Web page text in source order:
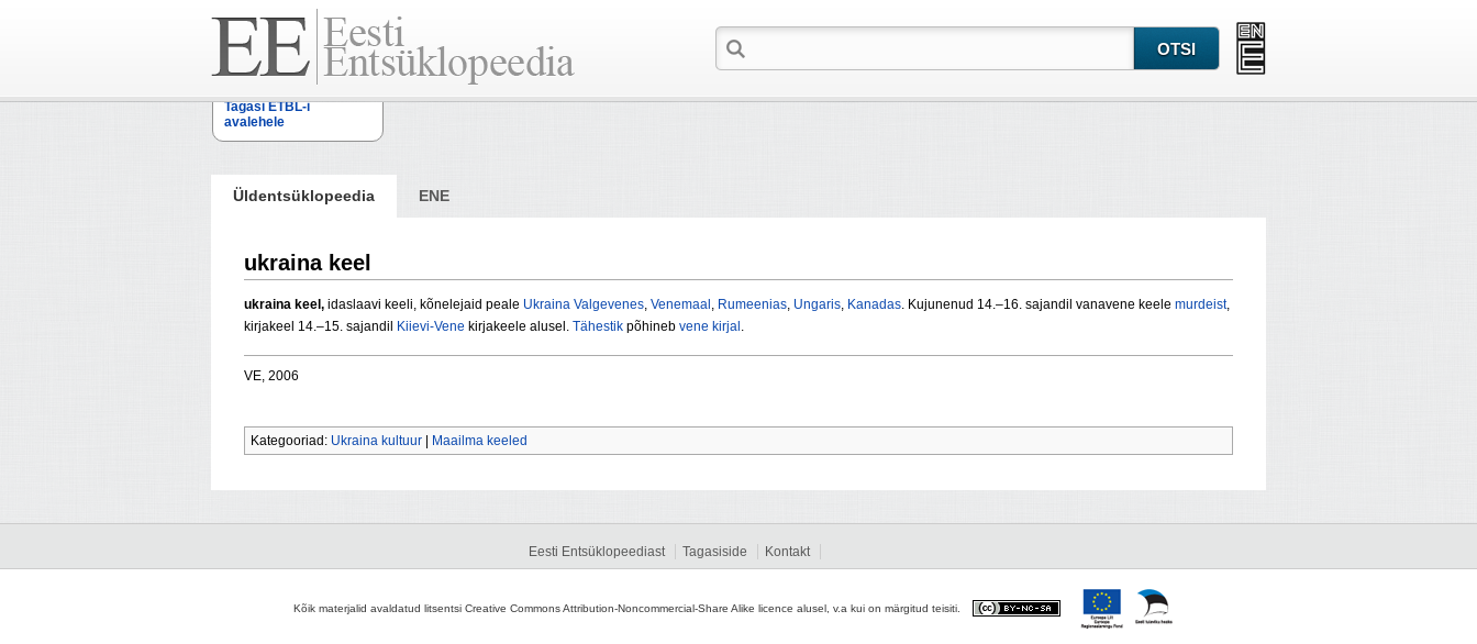
Tagasi ETBL-i
avalehele
Üldentsüklopeedia ENE
ukraina keel
ukraina keel, idaslaavi keeli, kõnelejaid peale Ukraina Valgevenes, Venemaal , Rumeenias, Ungaris, Kanadas. Kujunenud 14.–16. sajandil vanavene keele murdeist,
kirjakeel 14.–15. sajandil Kiievi-Vene kirjakeele alusel. Tähestik põhineb vene kirjal .
VE, 2006
Kategooriad: Ukraina kultuur Maailma keeled
Eesti Entsüklopeediast Tagasiside Kontakt
Kõik materjalid avaldatud litsentsi Creative Commons Attribution-Noncommercial-Share Alike licence alusel, v.a kui on märgitud teisiti.